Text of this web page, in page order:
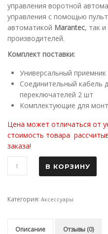
управления воротной
управления с помощью
автоматикой Marantec, так
производителей.
Комплект поставки:
Универсальный приемник
Соединительный кабель
переключателей 2 шт
Комплектующие для
Цена может отличаться от
стоимость товара
заказа!
В КОРЗИНУ
Категория: Аксессуары
Описание Отзывы (0)